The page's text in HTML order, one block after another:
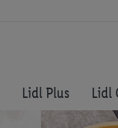
Lidl Plus Lidl